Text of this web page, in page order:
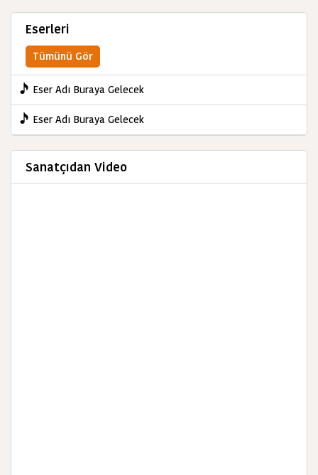
Ozan Şerifoğlu
dostluk kurdu ve meclislere katıldı.
Uzun yıllar bir devlet kurumunda çalıştıktan sonra emekli
olanŞerifoğlu’nun şiirleri değişik gazete, dergi ve
araştırmada aktarıldı.
KAYNAK: ozanlar.biz
Eserleri
Tümünü Gör
Eser Adı Buraya Gelecek
Eser Adı Buraya Gelecek
Sanatçıdan Video